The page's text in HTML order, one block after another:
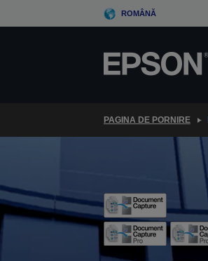
to
ROMÂNĂ
PAGINA DE PORNIRE